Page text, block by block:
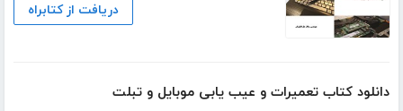
دریافت از کتابراه
دانلود کتاب تعمیرات و عیب یابی موبایل و تبلت